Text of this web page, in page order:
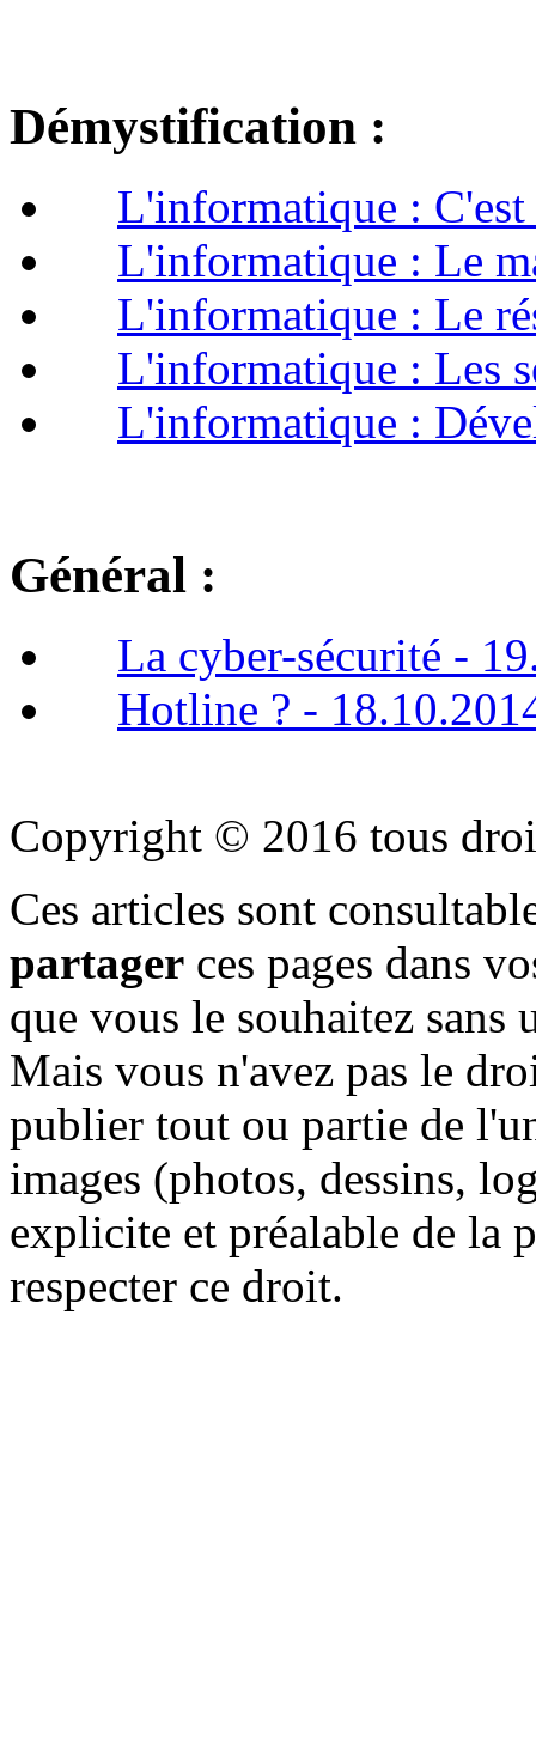
Démystification :
L'informatique :
L'informatique : Le
L'informatique : Le
L'informatique : Les
L'informatique :
Général :
La cyber-sécurité -
Hotline ? -
Copyright © 2016 tous
Ces articles sont
partager ces pages dans
que vous le souhaitez
Mais vous n'avez pas le
publier tout ou partie de
images (photos, dessins,
explicite et préalable de la
respecter ce droit.